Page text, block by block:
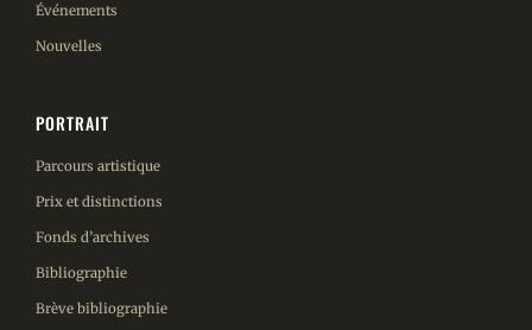
Événements
Nouvelles
PORTRAIT
Parcours artistique
Prix et distinctions
Fonds d’archives
Bibliographie
Brève bibliographie